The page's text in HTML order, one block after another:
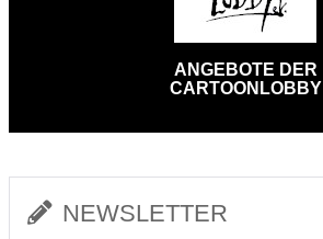
ANGEBOTE DER
CARTOONLOBBY
NEWSLETTER